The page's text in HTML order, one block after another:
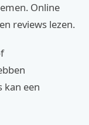
Online
reviews lezen.
kan een